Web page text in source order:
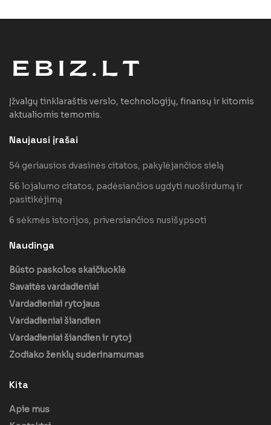
Įžvalgų tinklaraštis verslo, technologijų, finansų ir kitomis
aktualiomis temomis.
Naujausi įrašai
54 geriausios dvasinės citatos, pakylėjančios sielą
56 lojalumo citatos, padėsiančios ugdyti nuoširdumą ir
pasitikėjimą
6 sėkmės istorijos, priversiančios nusišypsoti
Naudinga
Būsto paskolos skaičiuoklė
Savaitės vardadieniai
Vardadieniai rytojaus
Vardadieniai šiandien
Vardadieniai šiandien ir rytoj
Zodiako ženklų suderinamumas
Kita
Apie mus